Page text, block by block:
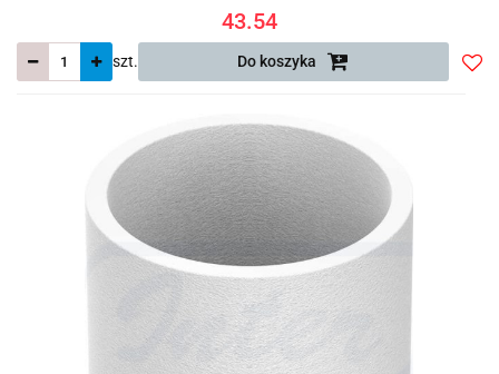
43.54
szt. Do koszyka